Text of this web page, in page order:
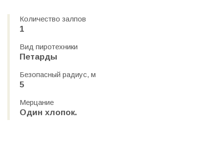
Количество залпов
1
Вид пиротехники
Петарды
Безопасный радиус, м
5
Мерцание
Один хлопок.